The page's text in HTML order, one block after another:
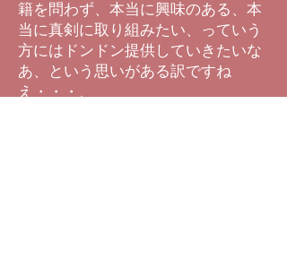
籍を問わず、本当に興味のある、本
当に真剣に取り組みたい、っていう
方にはドンドン提供していきたいな
あ、という思いがある訳ですね
え・・・、